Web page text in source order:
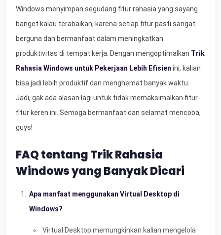
Windows menyimpan segudang fitur rahasia yang sayang
banget kalau terabaikan, karena setiap fitur pasti sangat
berguna dan bermanfaat dalam meningkatkan
produktivitas di tempat kerja. Dengan mengoptimalkan Trik
Rahasia Windows untuk Pekerjaan Lebih Efisien ini, kalian
bisa jadi lebih produktif dan menghemat banyak waktu.
Jadi, gak ada alasan lagi untuk tidak memaksimalkan fitur-
fitur keren ini. Semoga bermanfaat dan selamat mencoba,
guys!
FAQ tentang Trik Rahasia
Windows yang Banyak Dicari
Apa manfaat menggunakan Virtual Desktop di
Windows?
Virtual Desktop memungkinkan kalian mengelola